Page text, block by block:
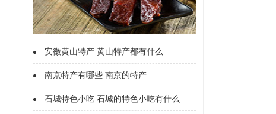
安徽黄山特产 黄山特产都有什么
南京特产有哪些 南京的特产
石城特色小吃 石城的特色小吃有什么